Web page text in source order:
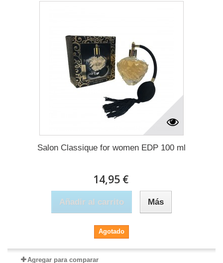
Salon Classique for women EDP 100 ml
14,95 €
Añadir al carrito Más
Agotado
Agregar para comparar